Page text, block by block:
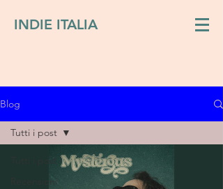
INDIE ITALIA
Blog
Recensioni
Tutti i post